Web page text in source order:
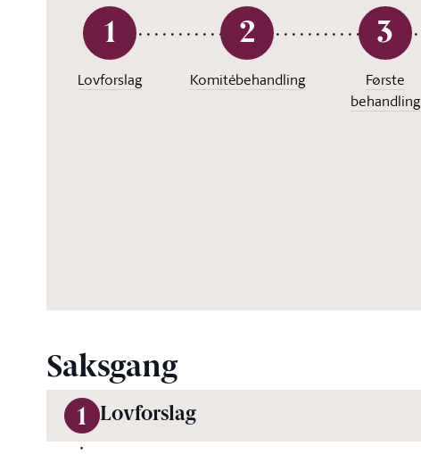
1
Lovforslag
2
Komitébehandling
3
Første
behandling
Saksgang
1 Lovforslag